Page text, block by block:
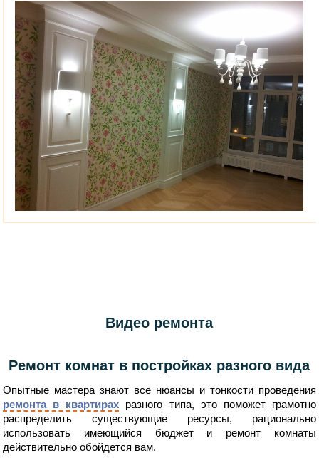
Видео ремонта
Ремонт комнат в постройках разного вида
Опытные мастера знают все нюансы и тонкости проведения
ремонта в квартирах разного типа, это поможет грамотно
распределить существующие ресурсы, рационально
использовать имеющийся бюджет и ремонт комнаты
действительно обойдется вам.